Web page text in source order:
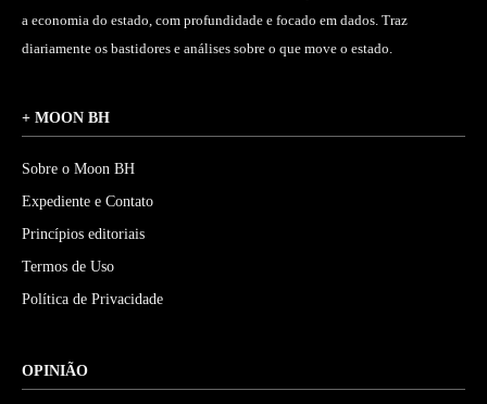
a economia do estado, com profundidade e focado em dados. Traz
diariamente os bastidores e análises sobre o que move o estado.
+ MOON BH
Sobre o Moon BH
Expediente e Contato
Princípios editoriais
Termos de Uso
Política de Privacidade
OPINIÃO